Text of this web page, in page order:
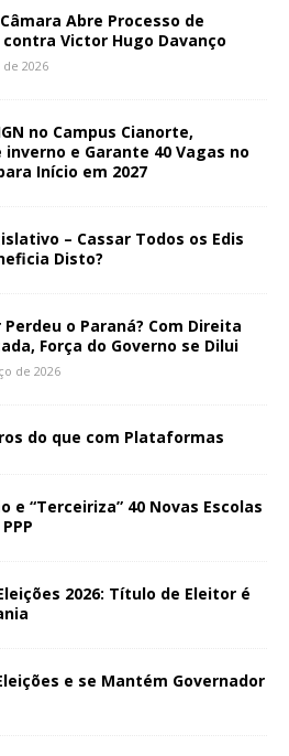
Abre Processo de
contra Victor Hugo Davanço
2026
no Campus Cianorte,
e Garante 40 Vagas no
Início em 2027
– Cassar Todos os Edis
Disto?
Perdeu o Paraná? Com Direita
Força do Governo se Dilui
de 2026
do que com Plataformas
e “Terceiriza” 40 Novas Escolas
2026: Título de Eleitor é
e se Mantém Governador